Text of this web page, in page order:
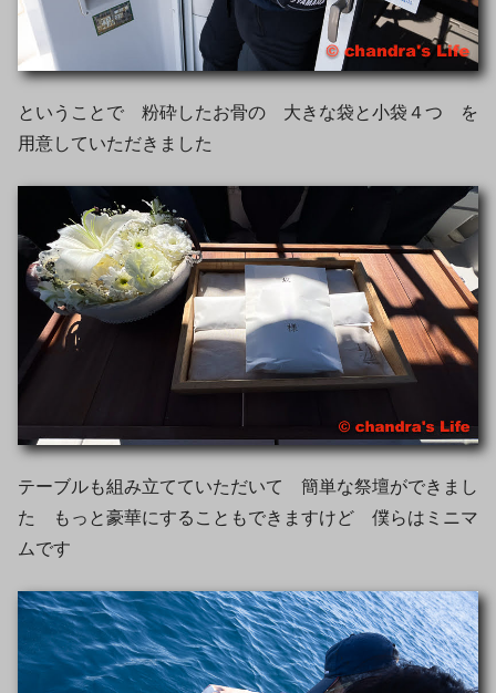
ということで 粉砕したお骨の 大きな袋と小袋４つ を
用意していただきました
テーブルも組み立てていただいて 簡単な祭壇ができまし
た もっと豪華にすることもできますけど 僕らはミニマ
ムです